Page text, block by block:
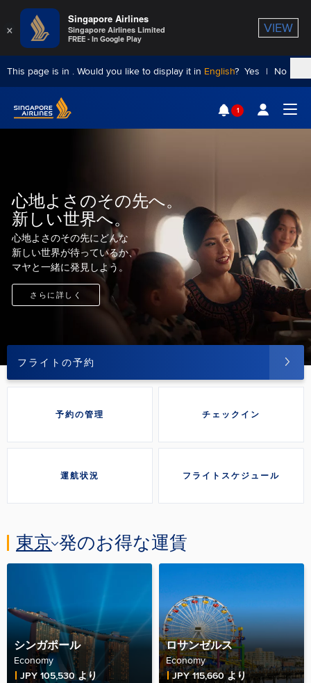
This page is in . Would you like to display it in English? Yes | No
Singapore Airlines Home
1
心地よさのその先へ。
新しい世界へ。
心地よさのその先にどんな
新しい世界が待っているか、
マヤと一緒に発見しよう。
さらに詳しく
フライトの予約
予約の管理 チェックイン
運航状況 フライトスケジュール
× Singapore Airlines
Singapore Airlines Limited
FREE - In Google Play
VIEW
東京 発のお得な運賃
シンガポール
Economy
Fare Price
JPY 105,530 より
ロサンゼルス
Economy
Fare Price
JPY 115,660 より